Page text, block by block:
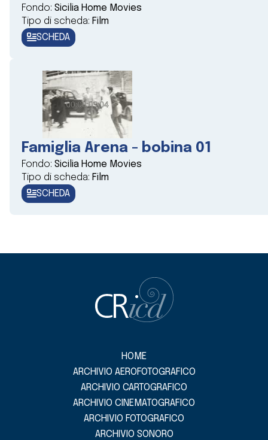
Fondo: Sicilia Home Movies
Tipo di scheda: Film
SCHEDA
Famiglia Arena - bobina 01
Fondo: Sicilia Home Movies
Tipo di scheda: Film
SCHEDA
HOME
ARCHIVIO AEROFOTOGRAFICO
ARCHIVIO CARTOGRAFICO
ARCHIVIO CINEMATOGRAFICO
ARCHIVIO FOTOGRAFICO
ARCHIVIO SONORO